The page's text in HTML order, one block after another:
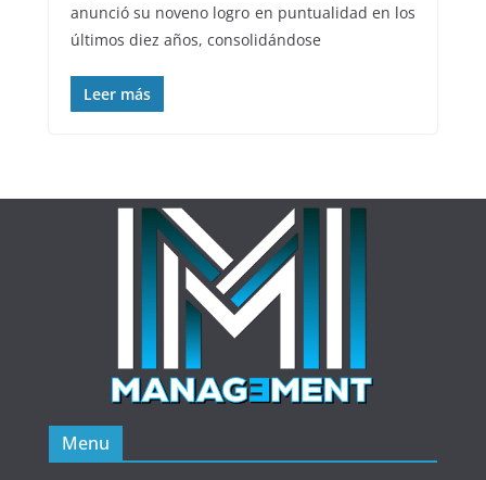
anunció su noveno logro en puntualidad en los
últimos diez años, consolidándose
Leer más
Menu